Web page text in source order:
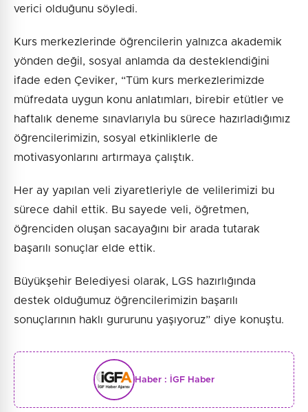
verici olduğunu söyledi.
Kurs merkezlerinde öğrencilerin yalnızca akademik
yönden değil, sosyal anlamda da desteklendiğini
ifade eden Çeviker, “Tüm kurs merkezlerimizde
müfredata uygun konu anlatımları, birebir etütler ve
haftalık deneme sınavlarıyla bu sürece hazırladığımız
öğrencilerimizin, sosyal etkinliklerle de
motivasyonlarını artırmaya çalıştık.
Her ay yapılan veli ziyaretleriyle de velilerimizi bu
sürece dahil ettik. Bu sayede veli, öğretmen,
öğrenciden oluşan sacayağını bir arada tutarak
başarılı sonuçlar elde ettik.
Büyükşehir Belediyesi olarak, LGS hazırlığında
destek olduğumuz öğrencilerimizin başarılı
sonuçlarının haklı gururunu yaşıyoruz” diye konuştu.
Haber : İGF Haber